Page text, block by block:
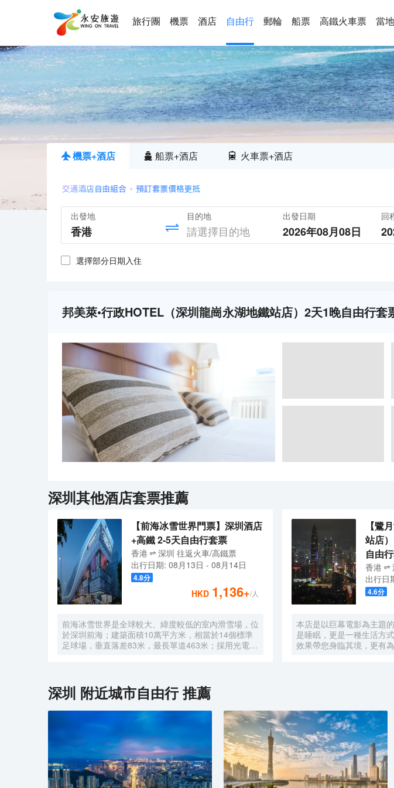
旅行團 機票 酒店 自由行 郵輪 船票 高鐵火車票 當
機票+酒店 船票+酒店 火車票+酒店
出發地 目的地 出發日期
2026年08月08日
回
選擇部分日期入住
邦美萊•行政HOTEL（深圳龍崗永湖地鐵站店）2天1晚自由行套
深圳其他酒店套票推薦
【前海冰雪世界門票】深圳酒店
+高鐵 2-5天自由行套票
香港 深圳 往返火車/高鐵票
出行日期: 08月13日 - 08月14日
4.8分
HKD 1,136+/人
前海冰雪世界是全球較大、緯度較低的室內滑雪場，位
於深圳前海；建築面積10萬平方米，相當於14個標準
足球場，垂直落差83米，最長單道463米‌；採用光電發
【鷺
站店
自由
香港
出行日
4.6分
本店是以巨幕電影為主題
是睡眠，更是一種生活方
效果帶您身臨其境，更有
深圳 附近城市自由行 推薦